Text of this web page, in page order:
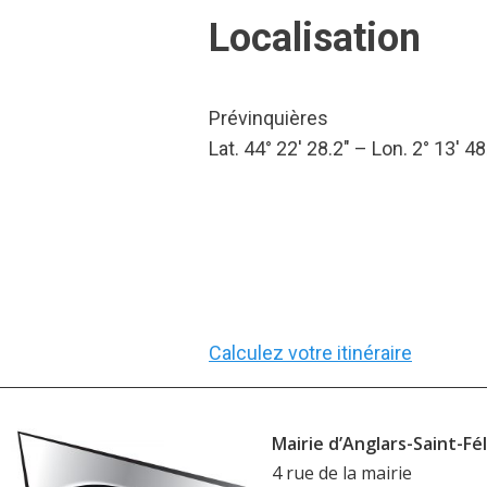
Localisation
Prévinquières
Lat. 44° 22′ 28.2″ – Lon. 2° 13′
Calculez votre itinéraire
Mairie d’Anglars-Saint-
4 rue de la mairie